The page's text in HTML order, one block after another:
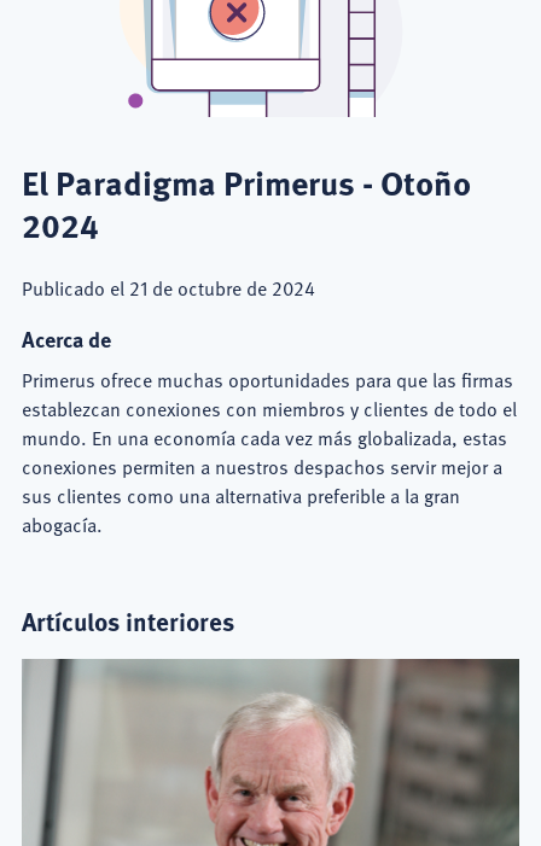
El Paradigma Primerus - Otoño
2024
Publicado el 21 de octubre de 2024
Acerca de
Primerus ofrece muchas oportunidades para que las firmas
establezcan conexiones con miembros y clientes de todo el
mundo. En una economía cada vez más globalizada, estas
conexiones permiten a nuestros despachos servir mejor a
sus clientes como una alternativa preferible a la gran
abogacía.
Artículos interiores